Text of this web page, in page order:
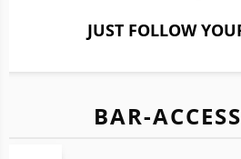
JUST FOLLOW
BAR-